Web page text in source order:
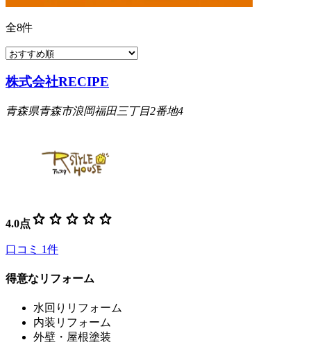
全8件
株式会社RECIPE
青森県青森市浪岡福田三丁目2番地4
4.0点 star star star star star
口コミ 1件
得意なリフォーム
水回りリフォーム
内装リフォーム
外壁・屋根塗装